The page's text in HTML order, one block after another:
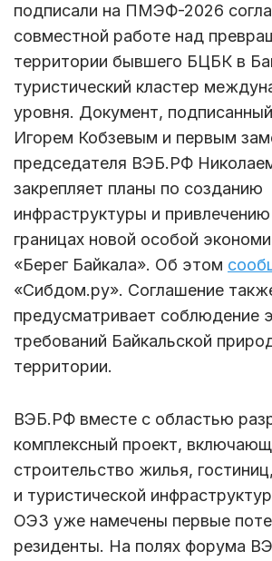
подписали на ПМЭФ-2026
совместной работе над
территории бывшего БЦБК в
туристический кластер
уровня. Документ,
Игорем Кобзевым и первым
председателя ВЭБ.РФ
закрепляет планы по созданию
инфраструктуры и
границах новой особой
«Берег Байкала». Об этом
«Сибдом.ру». Соглашение
предусматривает соблюдение
требований Байкальской
территории.
ВЭБ.РФ вместе с областью
комплексный проект,
строительство жилья,
и туристической
ОЭЗ уже намечены первые
резиденты. На полях форума